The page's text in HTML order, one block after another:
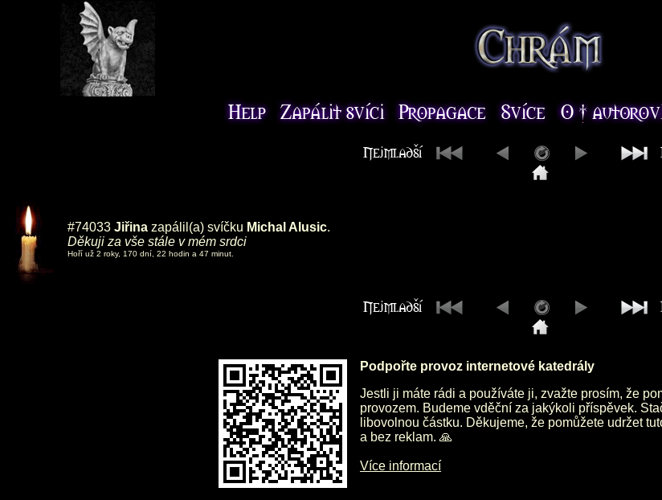
#74033 Jiřina zapálil(a) svíčku Michal Alusic.
Děkuji za vše stále v mém srdci
Hoří už 2 roky, 170 dní, 22 hodin a 47 minut.
Podpořte provoz internetové katedrály
Jestli ji máte rádi a používáte ji, zvažte prosím, že
provozem. Budeme vděční za jakýkoli příspěvek.
libovolnou částku. Děkujeme, že pomůžete udržet
a bez reklam. 🙏
Více informací